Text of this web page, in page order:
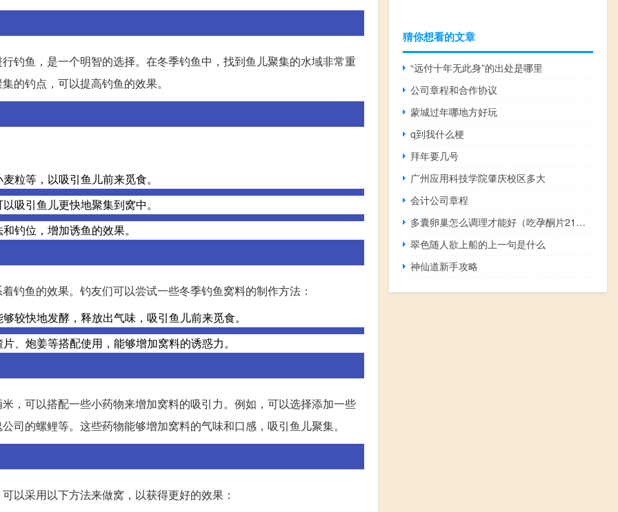
钓鱼，是一个明智的选择。在冬季钓鱼中，找到鱼儿聚集的水域非常重
的钓点，可以提高钓鱼的效果。
粒等，以吸引鱼儿前来觅食。
吸引鱼儿更快地聚集到窝中。
钓位，增加诱鱼的效果。
钓鱼的效果。钓友们可以尝试一些冬季钓鱼窝料的制作方法：
较快地发酵，释放出气味，吸引鱼儿前来觅食。
、炮姜等搭配使用，能够增加窝料的诱惑力。
，可以搭配一些小药物来增加窝料的吸引力。例如，可以选择添加一些
司的螺鲤等。这些药物能够增加窝料的气味和口感，吸引鱼儿聚集。
以采用以下方法来做窝，以获得更好的效果：
猜你想看的文章
“远付十年无此身”的出处是哪里
公司章程和合作协议
蒙城过年哪地方好玩
q到我什么梗
拜年要几号
广州应用科技学院肇庆校区多大
会计公司章程
多囊卵巢怎么调理才能好（吃孕酮片21天会发胖吗）
翠色随人欲上船的上一句是什么
神仙道新手攻略